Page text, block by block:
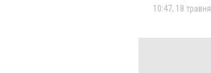
10:47, 18 травня